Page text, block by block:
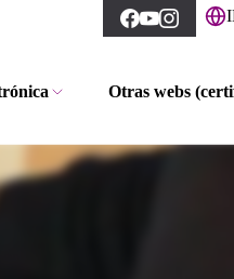
Otras webs